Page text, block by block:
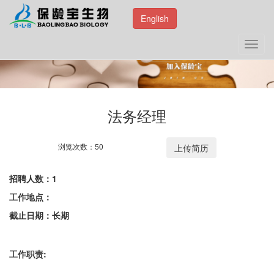
English
法务经理
浏览次数：50
招聘人数：1
工作地点：
截止日期：长期
工作职责: